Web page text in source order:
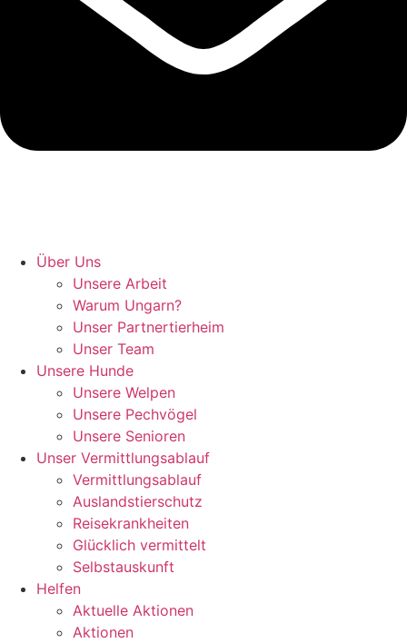
Über Uns
Unsere Arbeit
Warum Ungarn?
Unser Partnertierheim
Unser Team
Unsere Hunde
Unsere Welpen
Unsere Pechvögel
Unsere Senioren
Unser Vermittlungsablauf
Vermittlungsablauf
Auslandstierschutz
Reisekrankheiten
Glücklich vermittelt
Selbstauskunft
Helfen
Aktuelle Aktionen
Aktionen